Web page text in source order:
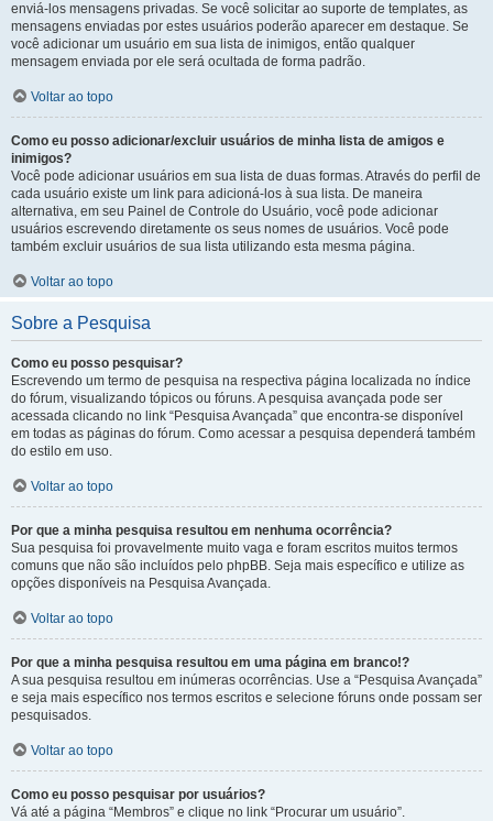
enviá-los mensagens privadas. Se você solicitar ao suporte de templates, as
mensagens enviadas por estes usuários poderão aparecer em destaque. Se
você adicionar um usuário em sua lista de inimigos, então qualquer
mensagem enviada por ele será ocultada de forma padrão.
Voltar ao topo
Como eu posso adicionar/excluir usuários de minha lista de amigos e
inimigos?
Você pode adicionar usuários em sua lista de duas formas. Através do perfil de
cada usuário existe um link para adicioná-los à sua lista. De maneira
alternativa, em seu Painel de Controle do Usuário, você pode adicionar
usuários escrevendo diretamente os seus nomes de usuários. Você pode
também excluir usuários de sua lista utilizando esta mesma página.
Voltar ao topo
Sobre a Pesquisa
Como eu posso pesquisar?
Escrevendo um termo de pesquisa na respectiva página localizada no índice
do fórum, visualizando tópicos ou fóruns. A pesquisa avançada pode ser
acessada clicando no link “Pesquisa Avançada” que encontra-se disponível
em todas as páginas do fórum. Como acessar a pesquisa dependerá também
do estilo em uso.
Voltar ao topo
Por que a minha pesquisa resultou em nenhuma ocorrência?
Sua pesquisa foi provavelmente muito vaga e foram escritos muitos termos
comuns que não são incluídos pelo phpBB. Seja mais específico e utilize as
opções disponíveis na Pesquisa Avançada.
Voltar ao topo
Por que a minha pesquisa resultou em uma página em branco!?
A sua pesquisa resultou em inúmeras ocorrências. Use a “Pesquisa Avançada”
e seja mais específico nos termos escritos e selecione fóruns onde possam ser
pesquisados.
Voltar ao topo
Como eu posso pesquisar por usuários?
Vá até a página “Membros” e clique no link “Procurar um usuário”.